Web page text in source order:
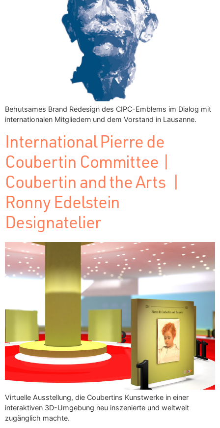
Behutsames Brand Redesign des CIPC-Emblems im Dialog mit
internationalen Mitgliedern und dem Vorstand in Lausanne.
International Pierre de
Coubertin Committee |
Coubertin and the Arts |
Ronny Edelstein
Designatelier
Virtuelle Ausstellung, die Coubertins Kunstwerke in einer
interaktiven 3D-Umgebung neu inszenierte und weltweit
zugänglich machte.